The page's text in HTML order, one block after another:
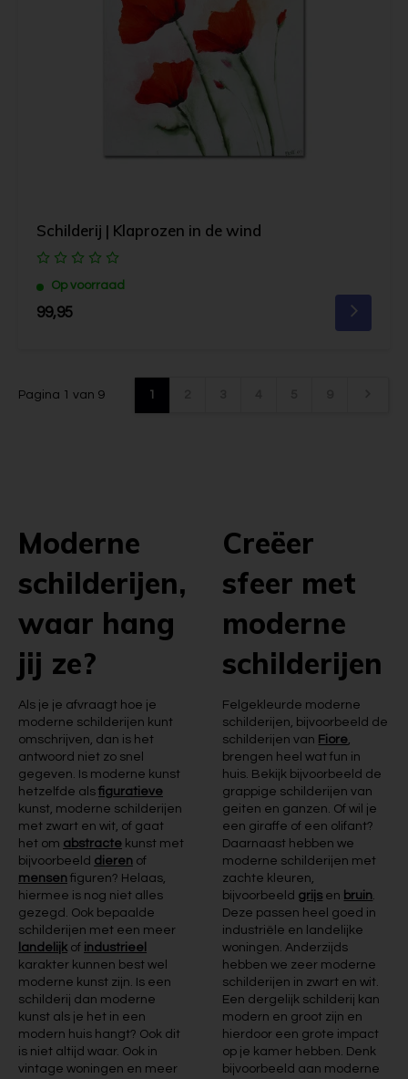
Schilderij | Klaprozen in de wind
Op voorraad
99,95
Pagina 1 van 9 1
Moderne
schilderijen,
waar hang
jij ze?
Als je je afvraagt hoe je
moderne schilderijen kunt
omschrijven, dan is het
antwoord niet zo snel
gegeven. Is moderne kunst
hetzelfde als figuratieve
kunst, moderne schilderijen
met zwart en wit, of gaat
het om abstracte kunst met
bijvoorbeeld dieren of
mensen figuren? Helaas,
hiermee is nog niet alles
gezegd. Ook bepaalde
schilderijen met een meer
landelijkof industrieel
karakter kunnen best wel
moderne kunst zijn. Is een
schilderij dan moderne
kunst als je het in een
modern huis hangt? Ook dit
is niet altijd waar. Ook in
vintage woningen en meer
Creëer
sfeer met
moderne
schilderijen
Felgekleurde moderne
schilderijen, bijvoorbeeld de
schilderijen van Fiore,
brengen heel wat fun in
huis. Bekijk bijvoorbeeld de
grappige schilderijen van
geiten en ganzen. Of wil je
een giraffe of een olifant?
Daarnaast hebben we
moderne schilderijen met
zachte kleuren,
bijvoorbeeld grijs en bruin.
Deze passen heel goed in
industriële en landelijke
woningen. Anderzijds
hebben we zeer moderne
schilderijen in zwart en wit.
Een dergelijk schilderij kan
modern en groot zijn en
hierdoor een grote impact
op je kamer hebben. Denk
bijvoorbeeld aan moderne